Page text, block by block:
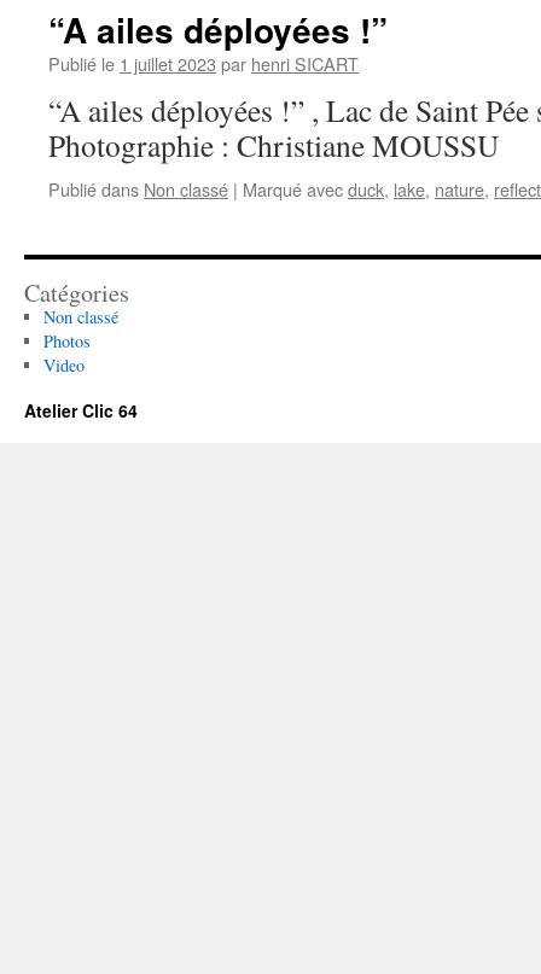
“A ailes déployées !”
Publié le 1 juillet 2023 par henri SICART
“A ailes déployées !” , Lac de Saint
Photographie : Christiane MOUSSU
Publié dans Non classé | Marqué avecduck, lake, nature,
Catégories
Non classé
Photos
Video
Atelier Clic 64